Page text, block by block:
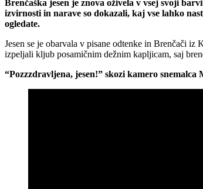
Brenčaška jesen je znova oživela v vsej svoji
izvirnosti in narave so dokazali, kaj vse lahko
ogledate.
Jesen se je obarvala v pisane odtenke in Brenčači
izpeljali kljub posamičnim dežnim kapljicam, saj
“Pozzzdravljena, jesen!” skozi kamero